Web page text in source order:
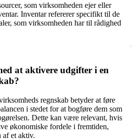
som virksomheden ejer eller
Inventar refererer specifikt til de
som virksomheden har til rådighed
at aktivere udgifter i en
regnskab betyder at føre
i stedet for at bogføre dem som
Dette kan være relevant, hvis
økonomiske fordele i fremtiden,
af et aktiv.